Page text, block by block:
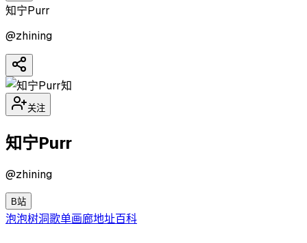
知宁Purr
@zhining
知
关注
知宁Purr
@zhining
B站
泡泡树洞歌单画廊地址百科